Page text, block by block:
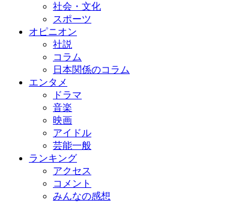
社会・文化
スポーツ
オピニオン
社説
コラム
日本関係のコラム
エンタメ
ドラマ
音楽
映画
アイドル
芸能一般
ランキング
アクセス
コメント
みんなの感想